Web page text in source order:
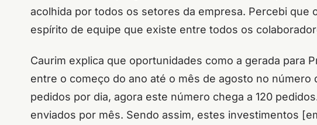
acolhida por todos os setores da empresa. Percebi que
espírito de equipe que existe entre todos os
Caurim explica que oportunidades como a gerada para
entre o começo do ano até o mês de agosto no número
pedidos por dia, agora este número chega a 120
enviados por mês. Sendo assim, estes investimentos